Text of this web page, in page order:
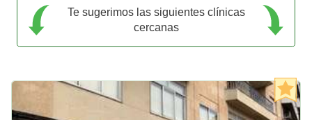
Te sugerimos las siguientes clínicas
cercanas